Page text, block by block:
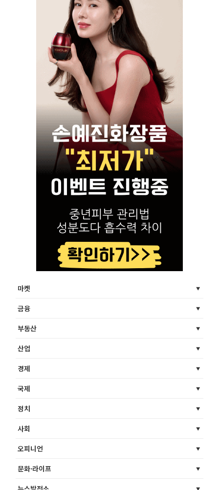
마켓
금융
부동산
산업
경제
국제
정치
사회
오피니언
문화·라이프